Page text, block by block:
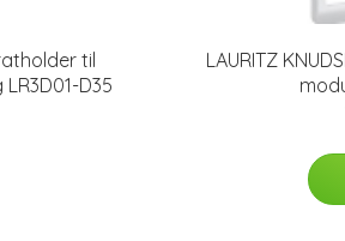
til
D35
LAURITZ